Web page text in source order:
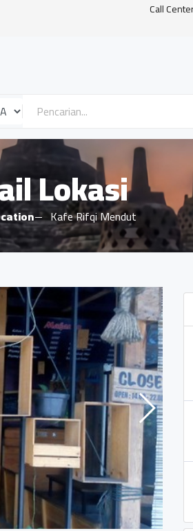
Call
Lokasi
Kafe Rifqi Mendut